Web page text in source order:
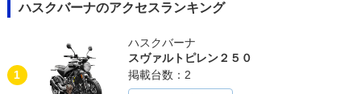
ハスクバーナのアクセスランキング
1
ハスクバーナ
スヴァルトピレン２５０
掲載台数：2